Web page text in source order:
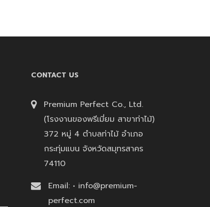
CONTACT US
Premium Perfect Co., Ltd.
(โรงงานของพรีเมี่ยม สาขาท่าไม้)
372 หมู่ 4 ตำบลท่าไม้ อำเภอ
กระทุ่มแบน จังหวัดสมุทรสาคร
74110
Email: • info@premium-
perfect.com